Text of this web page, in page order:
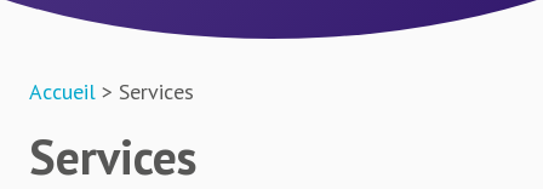
Accueil > Services
Services